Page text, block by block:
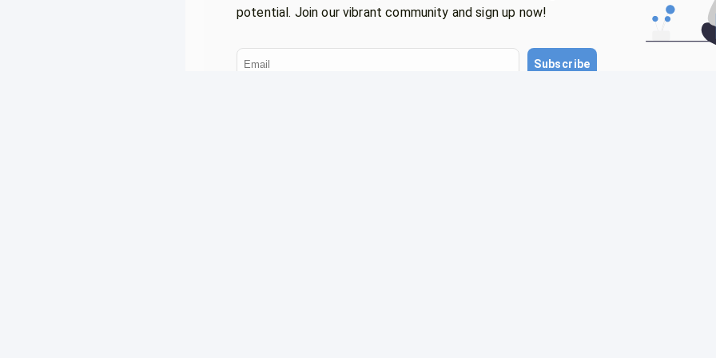
potential. Join our vibrant community and sign up now!
Subscribe